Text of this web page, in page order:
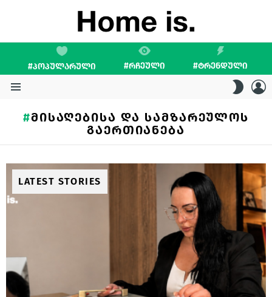
#ᲞᲝᲞᲣᲚᲐᲠᲣᲚᲘ #ᲠᲩᲔᲣᲚᲘ #ᲢᲠᲔᲜᲓᲣᲚᲘ
SKIN
ᲛᲘᲡᲐᲦᲔᲑᲘᲡᲐ ᲓᲐ ᲡᲐᲛᲖᲐᲠᲔᲣᲚᲝᲡ
ᲒᲐᲔᲠᲗᲘᲐᲜᲔᲑᲐ
LATEST STORIES